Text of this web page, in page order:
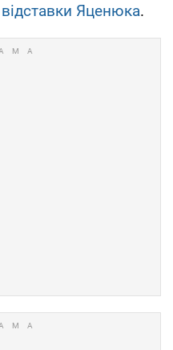
відставки Яценюка.